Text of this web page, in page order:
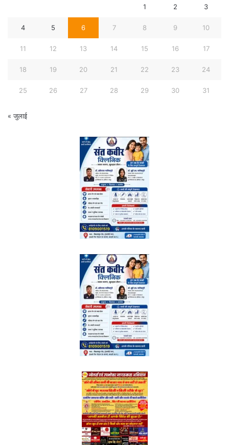
1 2 3
4 5 6 7 8 9 10
11 12 13 14 15 16 17
18 19 20 21 22 23 24
25 26 27 28 29 30 31
« जुलाई